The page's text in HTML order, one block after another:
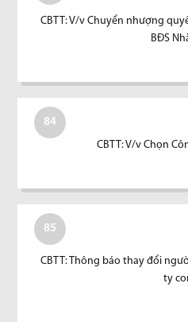
CBTT: V/v Chuyển nhượng
BĐS
84
CBTT: V/v Chọn
85
CBTT: Thông báo thay đổi
ty